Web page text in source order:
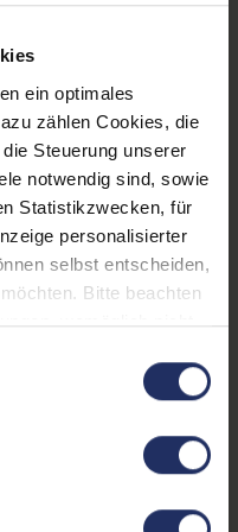
ein optimales
zählen Cookies, die
Steuerung unserer
notwendig sind, sowie
Statistikzwecken, für
personalisierter
selbst entscheiden,
Bitte beachten
womöglich nicht
x 1080
(QWERTZ) ohne
UHD Graphics
Core i5 10310U @ 1,7